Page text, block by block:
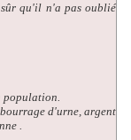
qu'il n'a pas oublié
population.
d'urne, argent
.